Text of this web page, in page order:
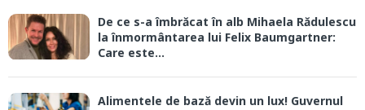
De ce s-a îmbrăcat în alb Mihaela Rădulescu
la înmormântarea lui Felix Baumgartner:
Care este...
Alimentele de bază devin un lux! Guvernul